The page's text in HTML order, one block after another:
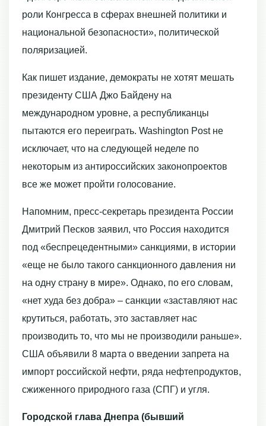
роли Конгресса в сферах внешней политики и
национальной безопасности», политической
поляризацией.
Как пишет издание, демократы не хотят мешать
президенту США Джо Байдену на
международном уровне, а республиканцы
пытаются его переиграть. Washington Post не
исключает, что на следующей неделе по
некоторым из антироссийских законопроектов
все же может пройти голосование.
Напомним, пресс-секретарь президента России
Дмитрий Песков заявил, что Россия находится
под «беспрецедентными» санкциями, в истории
«еще не было такого санкционного давления ни
на одну страну в мире». Однако, по его словам,
«нет худа без добра» – санкции «заставляют нас
крутиться, работать, это заставляет нас
производить то, что мы не производили раньше».
США объявили 8 марта о введении запрета на
импорт российской нефти, ряда нефтепродуктов,
сжиженного природного газа (СПГ) и угля.
Городской глава Днепра (бывший